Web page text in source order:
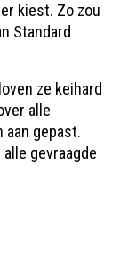
kiest. Zo zou
Standard
ze keihard
alle
aan gepast.
gevraagde